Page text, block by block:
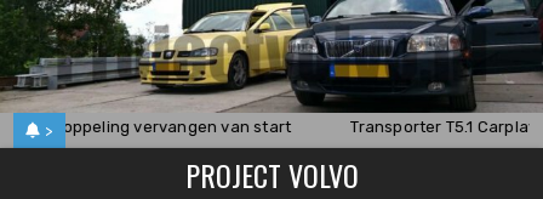
Skip
to
content
>
koppeling vervangen van start Transporter T5.1 Carplay
PROJECT VOLVO